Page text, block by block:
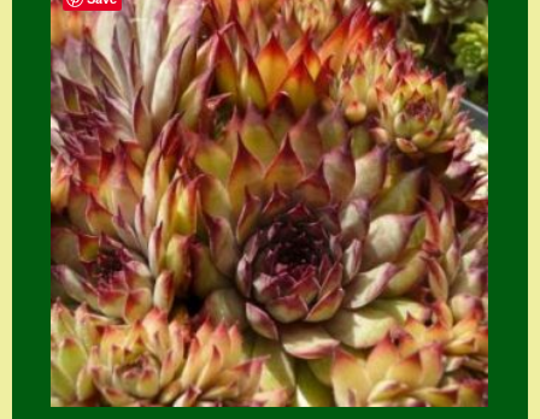
Zahlung
Zahlungs- &
Versandinfos
Zubehör
Zubehör